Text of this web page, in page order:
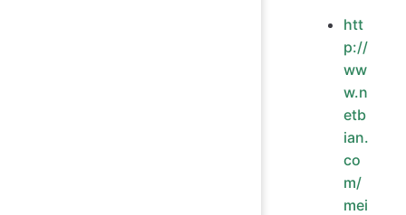
htt
p://
ww
w.n
etb
ian.
co
m/
mei